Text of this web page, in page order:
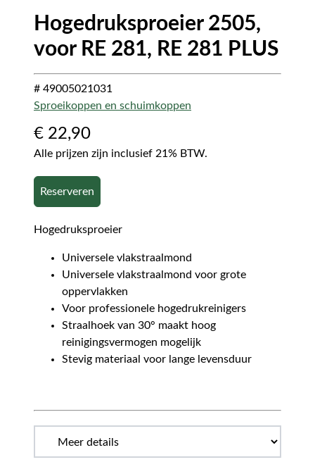
Hogedruksproeier 2505,
voor RE 281, RE 281 PLUS
# 49005021031
Sproeikoppen en schuimkoppen
€ 22,90
Alle prijzen zijn inclusief 21% BTW.
Reserveren
Hogedruksproeier
Universele vlakstraalmond
Universele vlakstraalmond voor grote
oppervlakken
Voor professionele hogedrukreinigers
Straalhoek van 30° maakt hoog
reinigingsvermogen mogelijk
Stevig materiaal voor lange levensduur